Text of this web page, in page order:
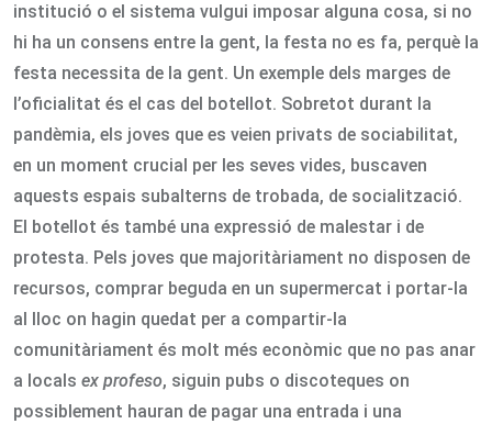
institució o el sistema vulgui imposar alguna cosa, si no
hi ha un consens entre la gent, la festa no es fa, perquè la
festa necessita de la gent. Un exemple dels marges de
l’oficialitat és el cas del botellot. Sobretot durant la
pandèmia, els joves que es veien privats de sociabilitat,
en un moment crucial per les seves vides, buscaven
aquests espais subalterns de trobada, de socialització.
El botellot és també una expressió de malestar i de
protesta. Pels joves que majoritàriament no disposen de
recursos, comprar beguda en un supermercat i portar-la
al lloc on hagin quedat per a compartir-la
comunitàriament és molt més econòmic que no pas anar
a locals ex profeso, siguin pubs o discoteques on
possiblement hauran de pagar una entrada i una